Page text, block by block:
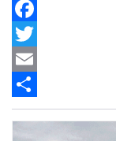
Facebook
Twitter
Email
Share